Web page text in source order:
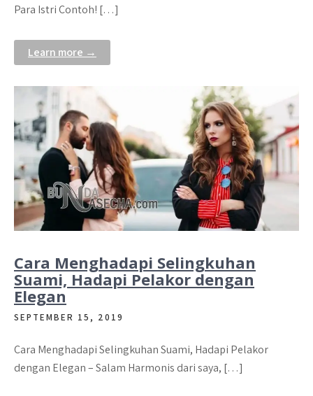
Para Istri Contoh! […]
Learn more →
Cara Menghadapi Selingkuhan
Suami, Hadapi Pelakor dengan
Elegan
SEPTEMBER 15, 2019
Cara Menghadapi Selingkuhan Suami, Hadapi Pelakor
dengan Elegan – Salam Harmonis dari saya, […]